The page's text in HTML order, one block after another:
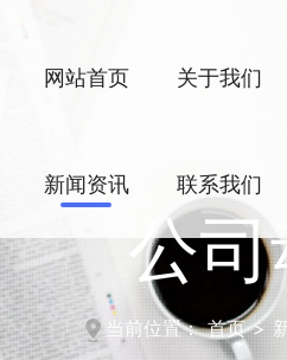
网站首页 关于我们
新闻资讯 联系我们
公
当前位置： 首页 >